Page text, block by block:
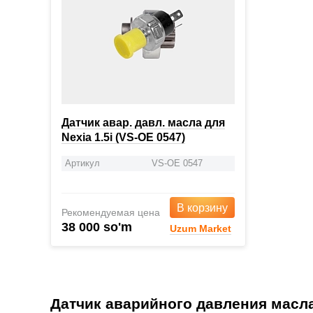
Датчик авар. давл. масла для
Nexia 1.5i (VS-OE 0547)
Артикул VS-OE 0547
Рекомендуемая цена
38 000 so'm
В корзину
Uzum Market
Датчик аварийного давления